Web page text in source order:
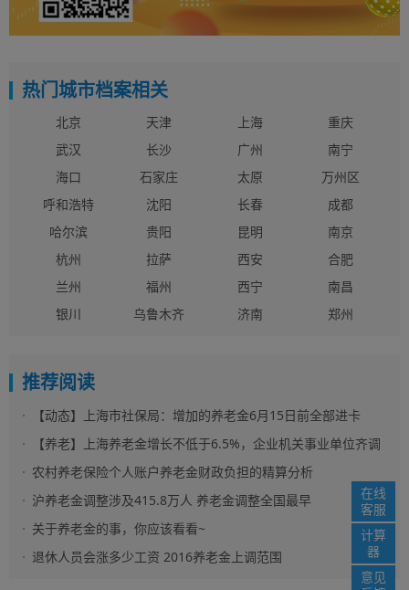
热门城市档案相关
北京 天津 上海
重庆
武汉
长沙 广州
南宁
海口
石家庄 太原
万州区
呼和浩特
沈阳 长春
成都
哈尔滨
贵阳 昆明
南京
杭州
拉萨 西安
合肥
兰州
福州 西宁
南昌
银川
乌鲁木齐 济南 郑州
推荐阅读
【动态】上海市社保局：增加的养老金6月15日前全部进卡
【养老】上海养老金增长不低于6.5%，企业机关事业单位齐调
整，本月15号到帐！
农村养老保险个人账户养老金财政负担的精算分析
沪养老金调整涉及415.8万人 养老金调整全国最早
关于养老金的事，你应该看看~
退休人员会涨多少工资 2016养老金上调范围
在线
客服
计算
器
意见